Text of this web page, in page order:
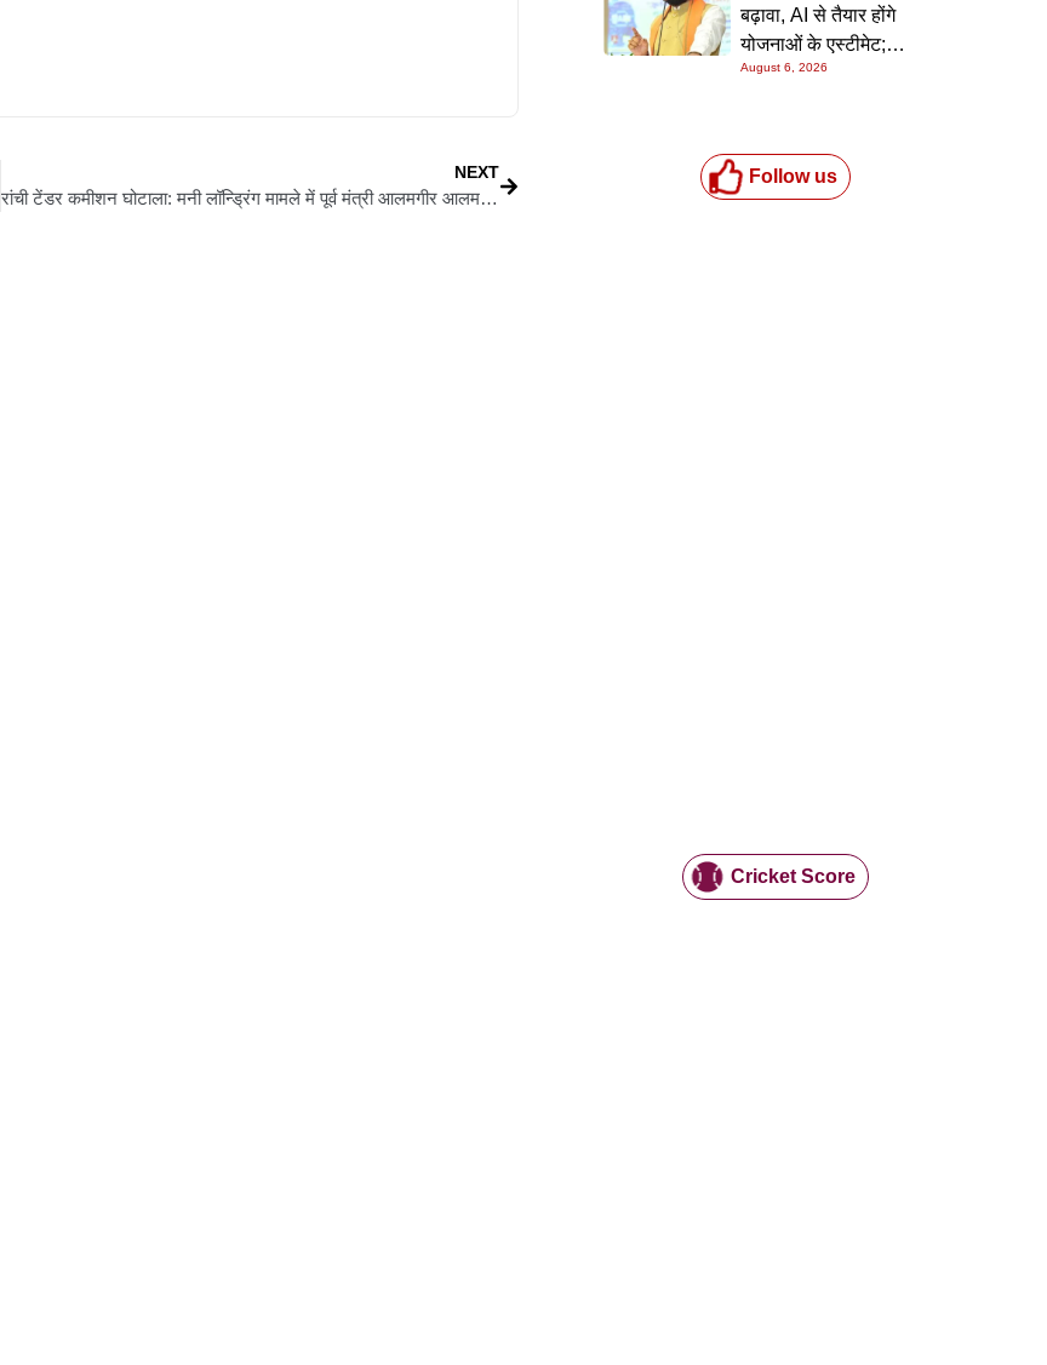
NEXT
रांची टेंडर कमीशन घोटाला: मनी लॉन्ड्रिंग मामले में पूर्व मंत्री आलमगीर आलम को बड़ा झटका, हाईकोर्ट ने जमानत याचिका की खारिज
बढ़ावा, AI से तैयार होंगे
योजनाओं के एस्टीमेट;
मुख्यमंत्री ने परियोजना
August 6, 2026
Follow us
Cricket Score